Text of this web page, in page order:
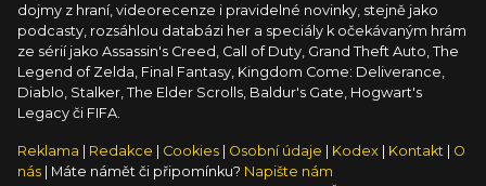
dojmy z hraní, videorecenze i pravidelné novinky, stejně jako
podcasty, rozsáhlou databázi her a speciály k očekávaným hrám
ze sérií jako Assassin's Creed, Call of Duty, Grand Theft Auto, The
Legend of Zelda, Final Fantasy, Kingdom Come: Deliverance,
Diablo, Stalker, The Elder Scrolls, Baldur's Gate, Hogwart's
Legacy či FIFA.
Reklama Redakce Cookies Osobní údaje Kodex Kontakt
O
nás
| Máte námět či připomínku? Napište nám